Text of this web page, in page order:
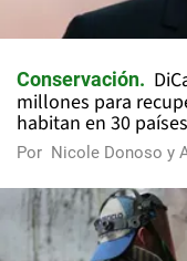
Conservación
millones para
habitan en 30 países
Por Nicole Donoso y